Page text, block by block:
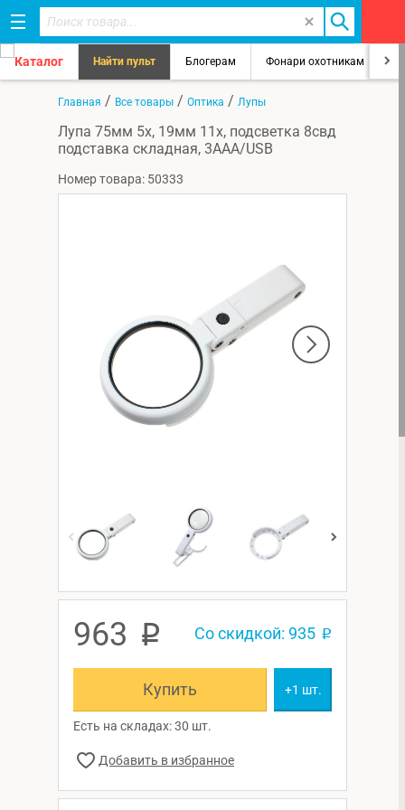
Каталог Найти пульт Блогерам Фонари охотникам
Главная / Все товары / Оптика / Лупы
Лупа 75мм 5х, 19мм 11х, подсветка 8свд
подставка складная, 3ААА/USB
Номер товара: 50333
963 p Со скидкой: 935 p
Купить +1 шт.
Есть на складах: 30 шт.